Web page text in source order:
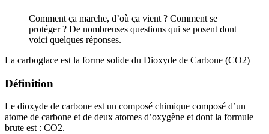
Comment ça marche, d’où ça vient ? Comment se
protéger ? De nombreuses questions qui se posent dont
voici quelques réponses.
La carboglace est la forme solide du Dioxyde de Carbone (CO2)
Définition
Le dioxyde de carbone est un composé chimique composé d’un
atome de carbone et de deux atomes d’oxygène et dont la formule
brute est : CO2.